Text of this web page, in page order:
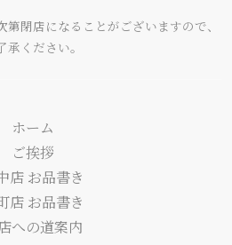
閉店になることがございますので、
承ください。
ホーム
ご挨拶
店 お品書き
店 お品書き
への道案内